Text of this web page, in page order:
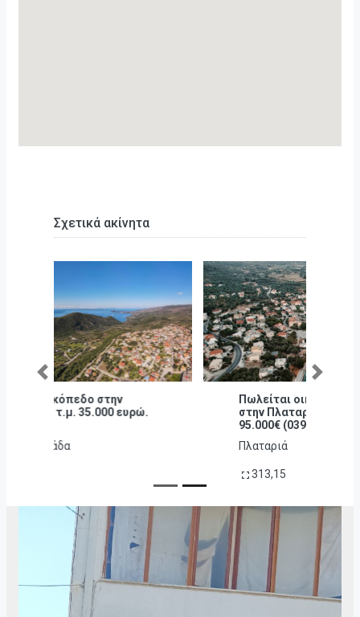
Σχετικά ακίνητα
Πωλείται οικόπεδο 313,15 τ.μ.
στην Πλαταριά Θεσπρωτίας
Previous Next